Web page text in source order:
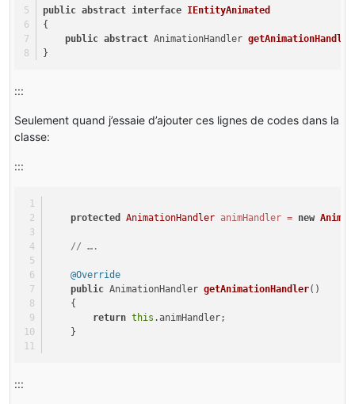
public abstract interface IEntityAnimated
{
public abstract AnimationHandler getAnimationHandler
}
:::
Seulement quand j’essaie d’ajouter ces lignes de codes dans la
classe:
:::
protected AnimationHandler animHandler = new
// ….
@Override
public AnimationHandler getAnimationHandler()
{
return this .animHandler;
}
:::